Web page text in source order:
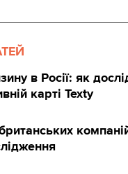
в Росії: як
карті Texty